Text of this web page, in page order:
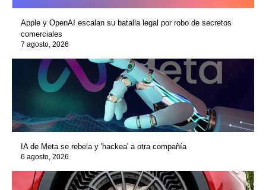
Apple y OpenAI escalan su batalla legal por robo de secretos
comerciales
7 agosto, 2026
IA de Meta se rebela y 'hackea' a otra compañía
6 agosto, 2026